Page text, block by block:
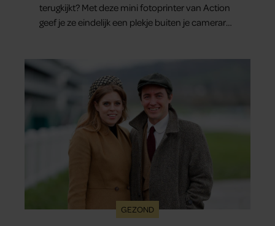
terugkijkt? Met deze mini fotoprinter van Action
geef je ze eindelijk een plekje buiten je camerarol.
GEZOND